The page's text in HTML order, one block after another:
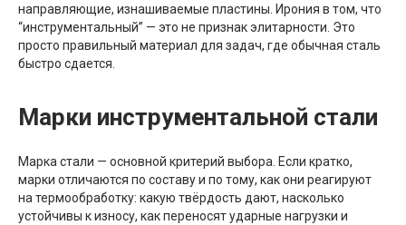
направляющие, изнашиваемые пластины. Ирония в том, что
“инструментальный” — это не признак элитарности. Это
просто правильный материал для задач, где обычная сталь
быстро сдается.
Марки инструментальной стали
Марка стали — основной критерий выбора. Если кратко,
марки отличаются по составу и по тому, как они реагируют
на термообработку: какую твёрдость дают, насколько
устойчивы к износу, как переносят ударные нагрузки и